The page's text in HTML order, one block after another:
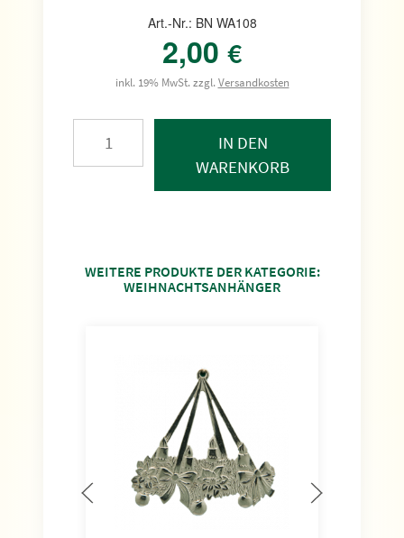
Art.-Nr.: BN WA108
2,00 €
inkl. 19% MwSt. zzgl.Versandkosten
IN DEN
WARENKORB
WEITERE PRODUKTE DER KATEGORIE:
WEIHNACHTSANHÄNGER